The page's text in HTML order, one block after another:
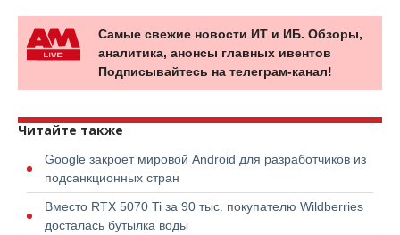
Самые свежие новости ИТ и ИБ. Обзоры,
аналитика, анонсы главных ивентов
Подписывайтесь на телеграм-канал!
Читайте также
Google закроет мировой Android для разработчиков из
подсанкционных стран
Вместо RTX 5070 Ti за 90 тыс. покупателю Wildberries
досталась бутылка воды